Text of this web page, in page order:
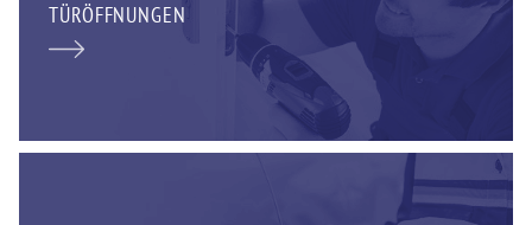
TÜRÖFFNUNGEN